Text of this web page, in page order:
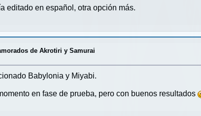
editado en español, otra opción más.
de Akrotiri y Samurai
Babylonia y Miyabi.
en fase de prueba, pero con buenos resultados